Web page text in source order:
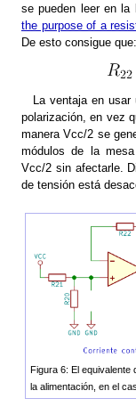
se pueden leer en la
the purpose of a
De esto consigue que:
La ventaja en
polarización, en vez
manera Vcc/2 se
módulos de la
Vcc/2 sin afectarle.
de tensión está
Figura 6: El equivalente
la alimentación, en el